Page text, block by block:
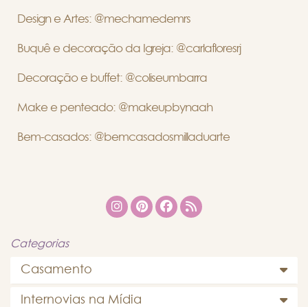
Design e Artes: @mechamedemrs
Buquê e decoração da Igreja: @carlafloresrj
Decoração e buffet: @coliseumbarra
Make e penteado: @makeupbynaah
Bem-casados: @bemcasadosmilladuarte
Categorias
Casamento
Internovias na Mídia